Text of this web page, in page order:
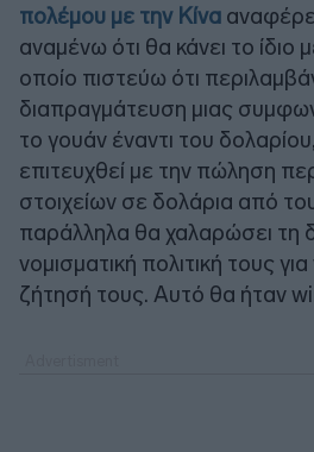
πολέμου με την Κίνα
αναμένω ότι θα κάνει το ίδιο
οποίο πιστεύω ότι
διαπραγμάτευση μιας
το γουάν έναντι του
επιτευχθεί με την πώληση
στοιχείων σε δολάρια από
παράλληλα θα χαλαρώσει τη
νομισματική πολιτική τους
ζήτησή τους. Αυτό θα ήταν